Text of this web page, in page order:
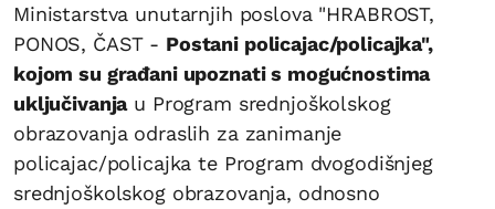
Ministarstva unutarnjih poslova "HRABROST,
PONOS, ČAST - Postani policajac/policajka",
kojom su građani upoznati s mogućnostima
uključivanjau Program srednjoškolskog
obrazovanja odraslih za zanimanje
policajac/policajka te Program dvogodišnjeg
srednjoškolskog obrazovanja, odnosno